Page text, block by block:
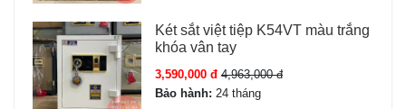
Két sắt việt tiệp K54VT màu trắng
khóa vân tay
3,590,000 đ 4,963,000 đ
Bảo hành: 24 tháng